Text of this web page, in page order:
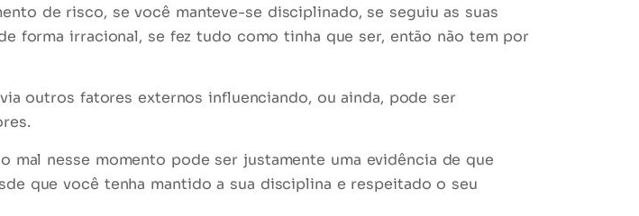
de risco, se você manteve-se disciplinado, se seguiu as suas
forma irracional, se fez tudo como tinha que ser, então não tem por
outros fatores externos influenciando, ou ainda, pode ser
mal nesse momento pode ser justamente uma evidência de que
que você tenha mantido a sua disciplina e respeitado o seu